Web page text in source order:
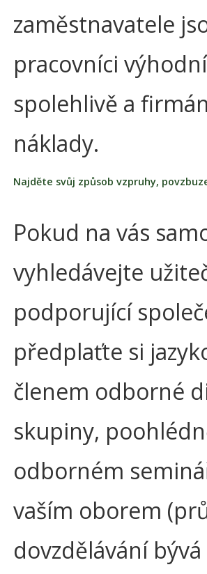
zaměstnavatele
pracovníci
spolehlivě a
náklady.
Najděte svůj způsob vzpruhy,
Pokud na vás
vyhledávejte
podporující
předplaťte si
členem odborné
skupiny,
odborném
vaším oborem
dovzdělávání